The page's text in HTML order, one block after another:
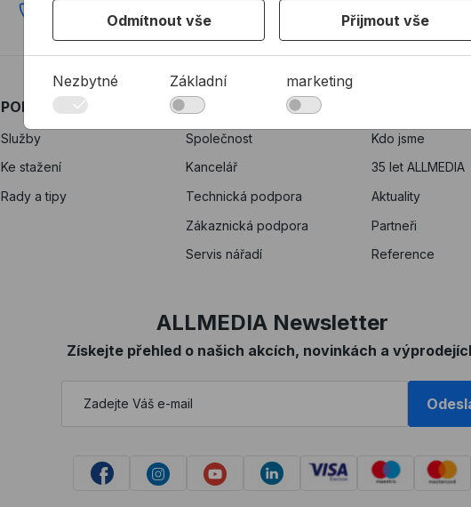
724 944 078 info@allmedia-cz.cz allmediasro (po-
PODPORA
Služby
Ke stažení
Rady a tipy
KONTAKTY
Společnost
Kancelář
Technická podpora
Zákaznická podpora
Servis nářadí
Kdo jsme
35 let ALLMEDIA
Aktuality
Partneři
Reference
ALLMEDIA Newsletter
Získejte přehled o našich akcích, novinkách a
Odmítnout vše Přijmout vše
Nezbytné Základní marketing